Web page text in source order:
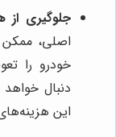
جلوگیری از
اصلی،
خودرو را
دنبال
این